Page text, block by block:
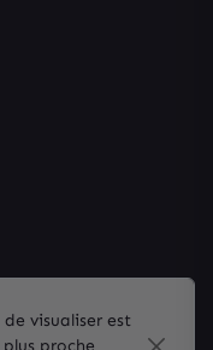
visualiser est
proche